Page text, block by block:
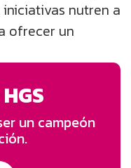
nutren a
ofrecer un
un campeón